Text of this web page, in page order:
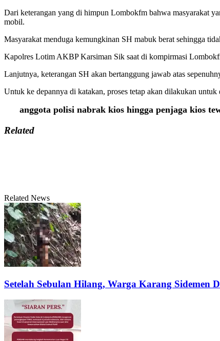
Dari keterangan yang di himpun Lombokfm bahwa masyarakat
mobil.
Masyarakat menduga kemungkinan SH mabuk berat sehingga
Kapolres Lotim AKBP Karsiman Sik saat di kompirmasi
Lanjutnya, keterangan SH akan bertanggung jawab atas
Untuk ke depannya di katakan, proses tetap akan dilakukan
anggota polisi nabrak kios hingga penjaga kios
Related
Related News
Setelah Sebulan Hilang, Warga Karang